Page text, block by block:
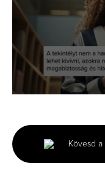
minute,
14
seconds
Kövesd a